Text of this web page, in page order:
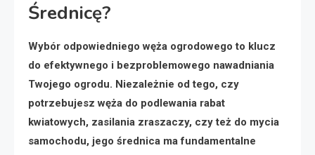
Średnicę?
Wybór odpowiedniego węża ogrodowego to klucz
do efektywnego i bezproblemowego nawadniania
Twojego ogrodu. Niezależnie od tego, czy
potrzebujesz węża do podlewania rabat
kwiatowych, zasilania zraszaczy, czy też do mycia
samochodu, jego średnica ma fundamentalne